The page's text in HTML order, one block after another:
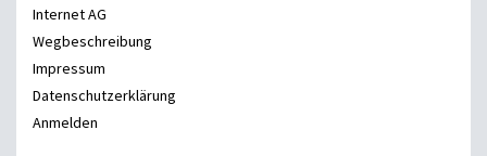
Internet AG
Wegbeschreibung
Impressum
Datenschutzerklärung
Anmelden